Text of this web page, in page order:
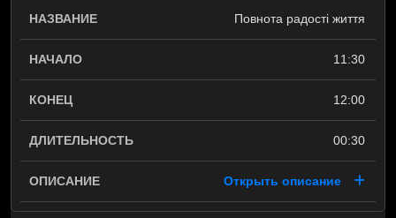
Повнота радості життя
11:30
12:00
00:30
Открыть описание